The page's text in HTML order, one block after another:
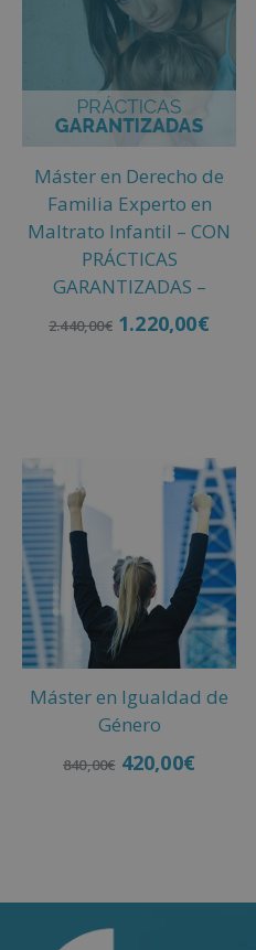
t
v
eMáster en Derecho de
Familia Experto en
Maltrato Infantil – CON
PRÁCTICAS
GARANTIZADAS –
2.440,00€ 1.220,00€
Máster en Igualdad de
Género
840,00€ 420,00€